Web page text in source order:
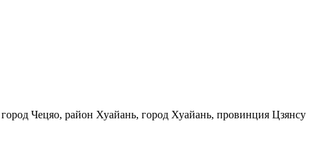
Чецяо, район Хуайань, город Хуайань, провинция Цзянсу